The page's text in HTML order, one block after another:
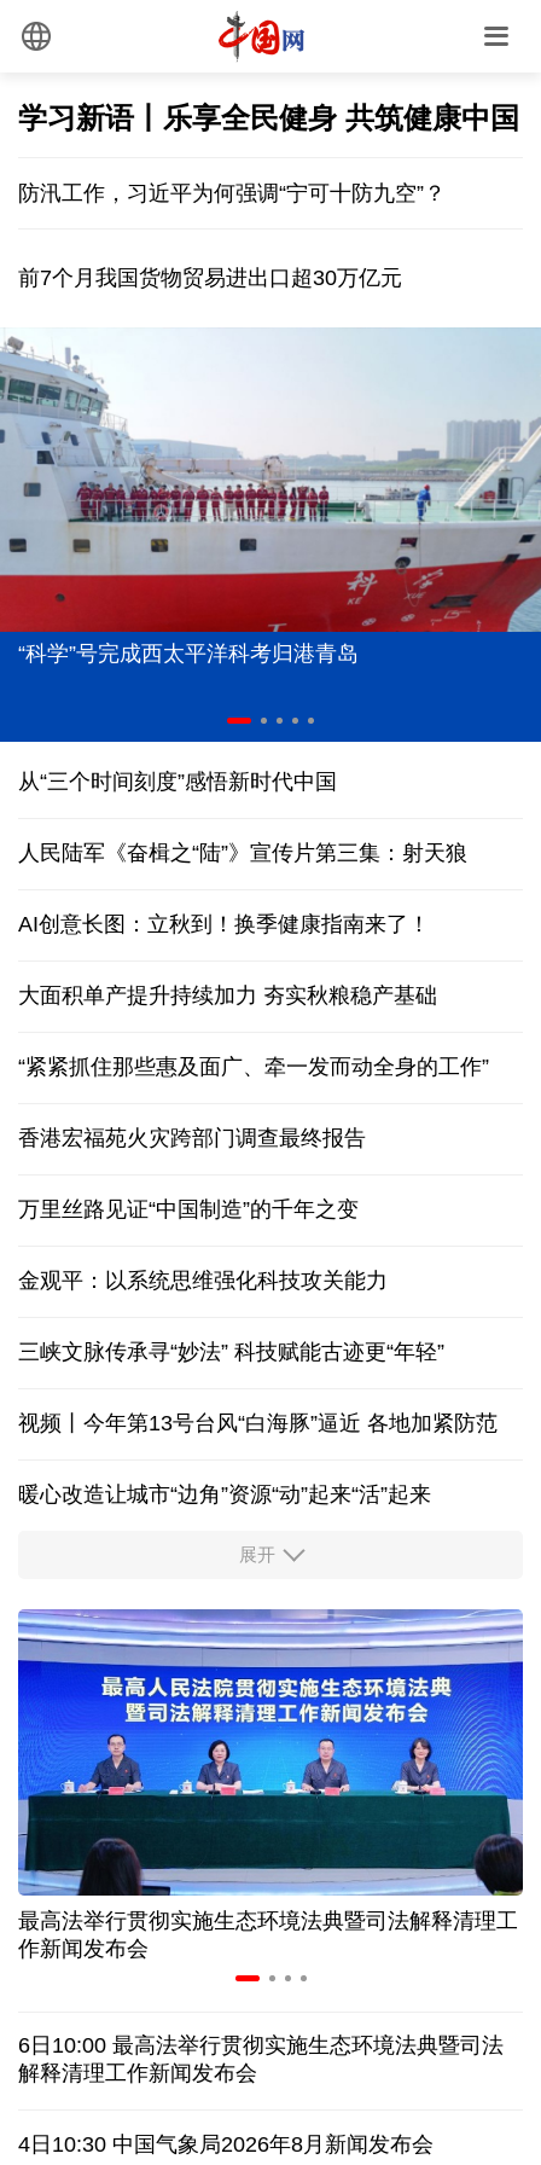
学习新语丨乐享全民健身 共筑健康中国
防汛工作，习近平为何强调“宁可十防九空”？
前7个月我国货物贸易进出口超30万亿元
“科学”号完成西太平洋科考归港青岛
从“三个时间刻度”感悟新时代中国
人民陆军《奋楫之“陆”》宣传片第三集：射天狼
AI创意长图：立秋到！换季健康指南来了！
大面积单产提升持续加力 夯实秋粮稳产基础
“紧紧抓住那些惠及面广、牵一发而动全身的工作”
香港宏福苑火灾跨部门调查最终报告
万里丝路见证“中国制造”的千年之变
金观平：以系统思维强化科技攻关能力
三峡文脉传承寻“妙法” 科技赋能古迹更“年轻”
视频丨今年第13号台风“白海豚”逼近 各地加紧防范
暖心改造让城市“边角”资源“动”起来“活”起来
柔性制造，高效匹配差异化需求
高温下用电负荷创新高 解码今夏的清凉底气
活力中国调研行丨弯道超车 如何“皖”美提速
7月份中国仓储指数保持扩张 行业运行韧性较强
小球赛撬动大消费 体育赛事激活城市发展新动能
“电影+文旅”深度融合 光影经济撬动暑期消费新蓝海
俄黑客称获取北约直接参与袭击俄领土证据
外媒说丨中国在非洲青年群体中的好感度稳步上升
展开
最高法举行贯彻实施生态环境法典暨司法解释清理工
作新闻发布会
6日10:00 最高法举行贯彻实施生态环境法典暨司法
解释清理工作新闻发布会
4日10:30 中国气象局2026年8月新闻发布会